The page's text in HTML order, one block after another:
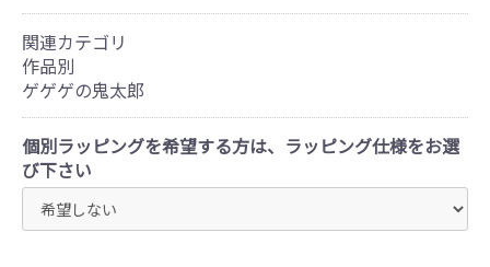
関連カテゴリ
作品別
ゲゲゲの鬼太郎
個別ラッピングを希望する方は、ラッピング仕様をお選
び下さい